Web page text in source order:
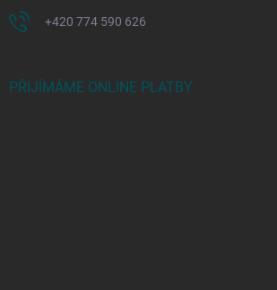
+420 774 590 626
PŘIJÍMÁME ONLINE PLATBY